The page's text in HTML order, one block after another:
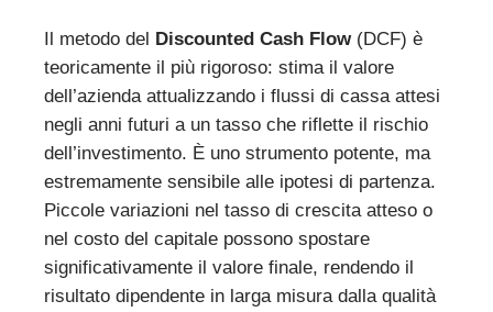
Il metodo del Discounted Cash Flow (DCF) è
teoricamente il più rigoroso: stima il valore
dell’azienda attualizzando i flussi di cassa attesi
negli anni futuri a un tasso che riflette il rischio
dell’investimento. È uno strumento potente, ma
estremamente sensibile alle ipotesi di partenza.
Piccole variazioni nel tasso di crescita atteso o
nel costo del capitale possono spostare
significativamente il valore finale, rendendo il
risultato dipendente in larga misura dalla qualità